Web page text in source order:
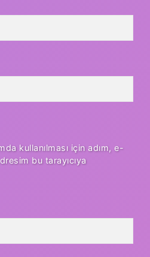
kullanılması için adım, e-
bu tarayıcıya